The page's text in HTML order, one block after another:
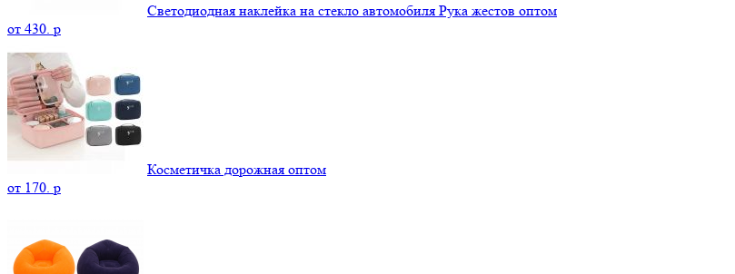
Светодиодная наклейка на стекло автомобиля Рука жестов оптом
от 430. p
Косметичка дорожная оптом
от 170. p